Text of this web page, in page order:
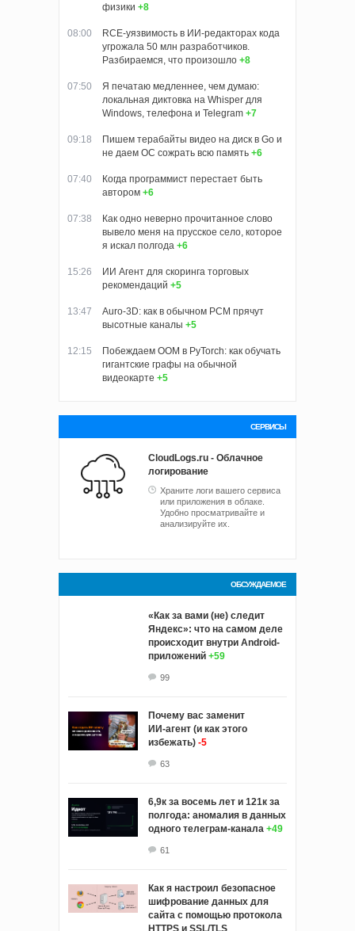
физики +8
08:00
RCE-уязвимость в ИИ-редакторах кода
угрожала 50 млн разработчиков.
Разбираемся, что произошло +8
07:50
Я печатаю медленнее, чем думаю:
локальная диктовка на Whisper для
Windows, телефона и Telegram +7
09:18
Пишем терабайты видео на диск в Go и
не даем ОС сожрать всю память +6
07:40
Когда программист перестает быть
автором +6
07:38
Как одно неверно прочитанное слово
вывело меня на прусское село, которое
я искал полгода +6
15:26
ИИ Агент для скоринга торговых
рекомендаций +5
13:47
Auro-3D: как в обычном PCM прячут
высотные каналы +5
12:15
Побеждаем OOM в PyTorch: как обучать
гигантские графы на обычной
видеокарте +5
СЕРВИСЫ
CloudLogs.ru - Облачное
логирование
Храните логи вашего сервиса
или приложения в облаке.
Удобно просматривайте и
анализируйте их.
ОБСУЖДАЕМОЕ
«Как за вами (не) следит
Яндекс»: что на самом деле
происходит внутри Android-
приложений +59
99
Почему вас заменит
ИИ‑агент (и как этого
избежать) -5
63
6,9к за восемь лет и 121к за
полгода: аномалия в данных
одного телеграм-канала +49
61
Как я настроил безопасное
шифрование данных для
сайта с помощью протокола
HTTPS и SSL/TLS